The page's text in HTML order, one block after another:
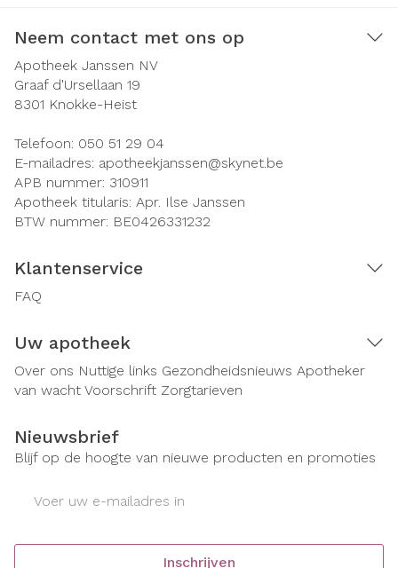
Neem contact met ons op
Apotheek Janssen NV
Graaf d'Ursellaan 19
8301 Knokke-Heist
Telefoon: 050 51 29 04
E-mailadres: apotheekjanssen@skynet.be
APB nummer: 310911
Apotheek titularis: Apr. Ilse Janssen
BTW nummer: BE0426331232
Klantenservice
FAQ
Uw apotheek
Over ons Nuttige links Gezondheidsnieuws Apotheker
van wacht Voorschrift Zorgtarieven
Nieuwsbrief
Blijf op de hoogte van nieuwe producten en promoties
Inschrijven